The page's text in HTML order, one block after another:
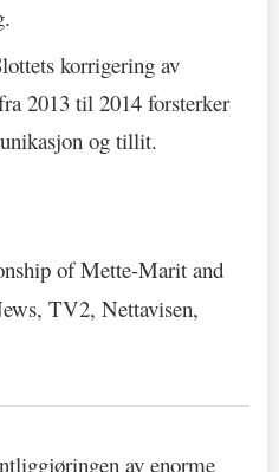
korrigering av
2013 til 2014 forsterker
og tillit.
of Mette-Marit and
TV2, Nettavisen,
av enorme